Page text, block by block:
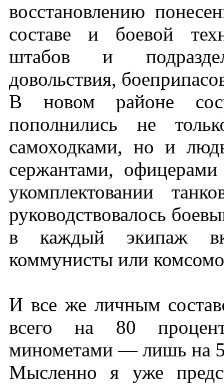
восстановлению
составе и боевой
штабов и
довольствия,
В новом районе
пополнились не
самоходками, но и
сержантами,
укомплектовании
руководствовалось
в каждый экипаж
коммунисты или
И все же личным
всего на 80
минометами — лишь на
Мысленно я уже